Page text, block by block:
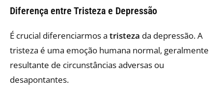
Diferença entre Tristeza e Depressão
É crucial diferenciarmos a tristeza da depressão. A
tristeza é uma emoção humana normal, geralmente
resultante de circunstâncias adversas ou
desapontantes.